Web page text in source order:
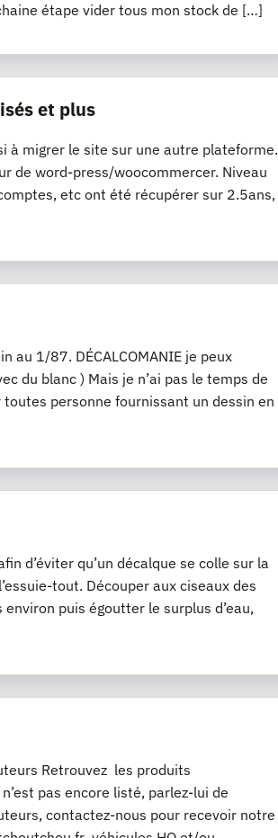
étape vider tous mon stock de […]
et plus
à migrer le site sur une autre plateforme.
de word-press/woocommercer. Niveau
etc ont été récupérer sur 2.5ans,
au 1/87. DÉCALCOMANIE je peux
du blanc ) Mais je n’ai pas le temps de
personne fournissant un dessin en
d’éviter qu’un décalque se colle sur la
tout. Découper aux ciseaux des
puis égoutter le surplus d’eau,
Retrouvez les produits
pas encore listé, parlez-lui de
contactez-nous pour recevoir notre